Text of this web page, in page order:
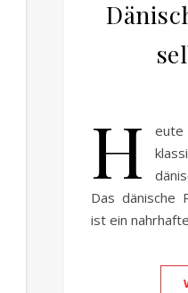
H
Das dänische
ist ein